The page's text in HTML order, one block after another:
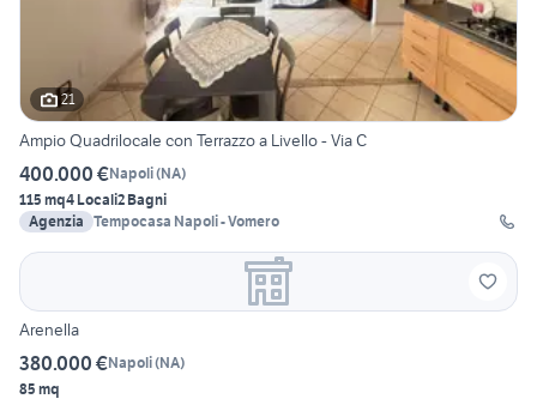
21
Ampio Quadrilocale con Terrazzo a Livello - Via C
400.000 €Napoli(NA)
115 mq4 Locali2 Bagni
Agenzia Tempocasa Napoli - Vomero
Arenella
380.000 €Napoli(NA)
85 mq